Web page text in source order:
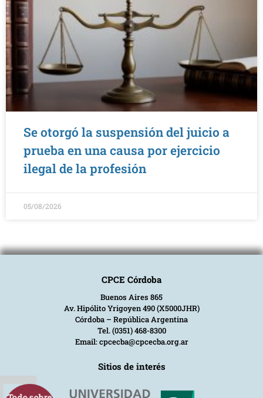
Se otorgó la suspensión del juicio a
prueba en una causa por ejercicio
ilegal de la profesión
05/08/2026
CPCE Córdoba
Buenos Aires 865
Av. Hipólito Yrigoyen 490 (X5000JHR)
Córdoba – República Argentina
Tel. (0351) 468-8300
Email: cpcecba@cpcecba.org.ar
Sitios de interés